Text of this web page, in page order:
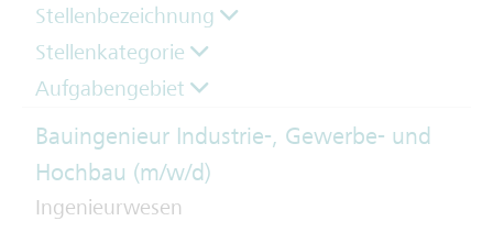
Stellenbezeichnung
Stellenkategorie
Aufgabengebiet
Bauingenieur Industrie-, Gewerbe- und
Hochbau (m/w/d)
Ingenieurwesen